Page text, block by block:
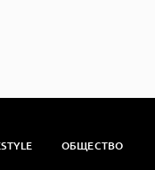
ОБЩЕСТВО